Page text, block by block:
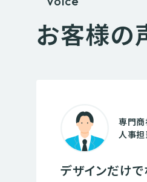
お客様の
専門商
人事
デザインだけで